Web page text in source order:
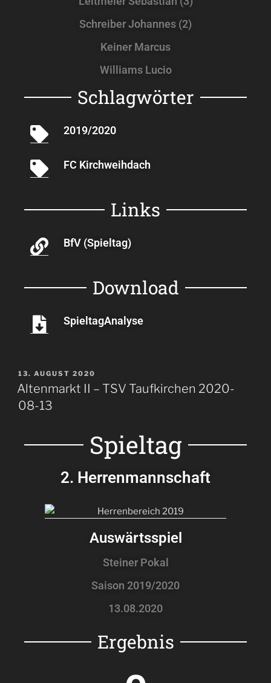
Schreiber Johannes (2)
Keiner Marcus
Williams Lucio
Schlagwörter
2019/2020
FC Kirchweihdach
Links
BfV (Spieltag)
Download
SpieltagAnalyse
13. AUGUST 2020
Altenmarkt II – TSV Taufkirchen 2020-
08-13
Spieltag
2. Herrenmannschaft
Auswärtsspiel
Steiner Pokal
Saison 2019/2020
13.08.2020
Ergebnis